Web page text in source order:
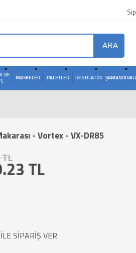
ARA
VE
MASKELER PALETLER REGULATÖR
- Vortex - VX-DR85
TL
SİPARİŞ VER